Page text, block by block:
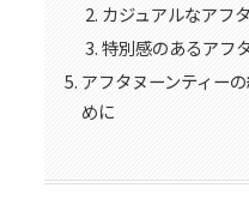
カジュアルなアフ
特別感のあるアフ
アフタヌーンティー
めに